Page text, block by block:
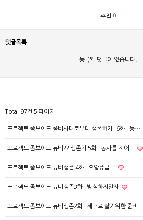
추천 0
댓글목록
등록된 댓글이 없습니다.
Total 97건 5 페이지
프로젝트 좀보이드 좀비사태로부터 생존하기! 6화 : 농…
프로젝트 좀보이드 뉴비?? 생존기 5화 : 농사를 지어…
프로젝트 좀보이드 뉴비생존 4화 : 으앙쥬금...
프로젝트 좀보이드 뉴비생존3화 : 방심하지말자
프로젝트 좀보이드 뉴비생존2화 : 제대로 살기위한 준비…